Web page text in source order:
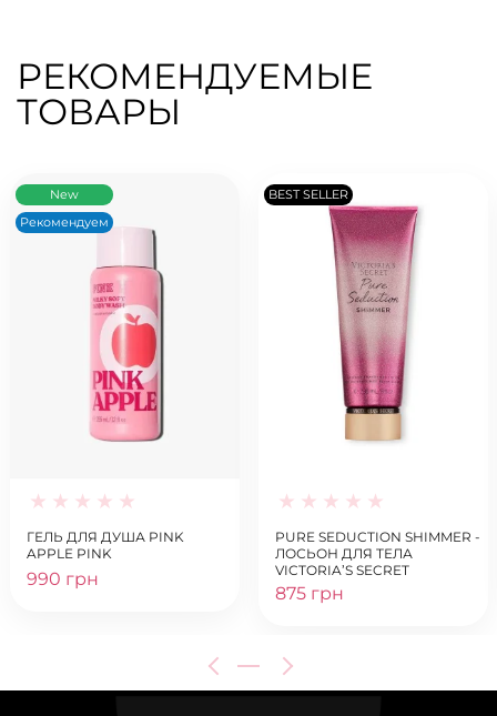
РЕКОМЕНДУЕМЫЕ
ТОВАРЫ
New
Рекомендуем
ГЕЛЬ ДЛЯ ДУША PINK
APPLE PINK
990 грн
BEST SELLER
PURE SEDUCTION SHIMMER -
ЛОСЬОН ДЛЯ ТЕЛА
VICTORIA’S SECRET
875 грн